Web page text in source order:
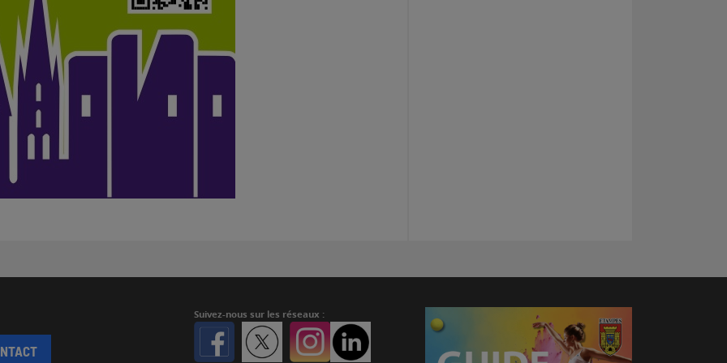
Suivez-nous sur les réseaux :
Facebook Twitter Instagram